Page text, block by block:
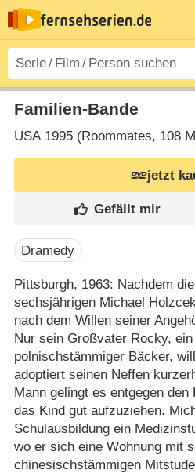
Familien-Bande
USA1995 (Roommates‎, 108
jetzt
Dramedy
Pittsburgh, 1963: Nachdem
sechsjährigen Michael
nach dem Willen seiner
Nur sein Großvater Rocky,
polnischstämmiger Bäcker,
adoptiert seinen Neffen
Mann gelingt es entgegen den
das Kind gut aufzuziehen.
Schulausbildung ein
wo er sich eine Wohnung mit
chinesischstämmigen